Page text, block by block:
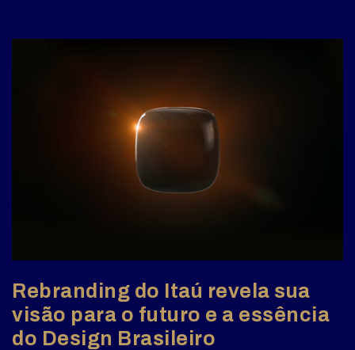
Rebranding do Itaú revela sua
visão para o futuro e a essência
do Design Brasileiro